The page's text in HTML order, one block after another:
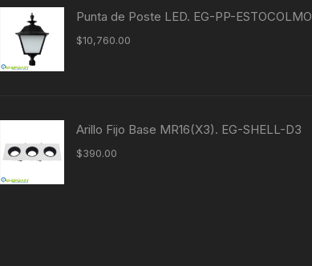
Punta de Poste LED. EG-PP-ESTOCOLMO
$10,760.00
Arillo Fijo Base MR16(X3). EG-SHELL-D3
$390.00